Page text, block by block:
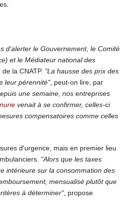
d'alerter le Gouvernement, le Comité
et le Médiateur national des
la CNATP. "La hausse des prix des
leur pérennité", peut-on lire, par
une semaine, nos entreprises
venait à se confirmer, celles-ci
compensatoires comme celles
d'urgence, mais en premier lieu
"Alors que les taxes
intérieure sur la consommation des
mensualisé plutôt que
à déterminer", propose